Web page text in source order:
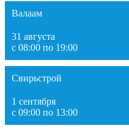
Валаам
31 августа
с 08:00 по 19:00
Свирьстрой
1 сентября
с 09:00 по 13:00